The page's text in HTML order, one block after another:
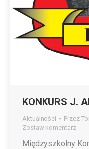
KONKURS J.
Aktualności Przez
Zostaw komentarz
Międzyszkolny